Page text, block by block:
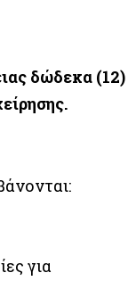
δώδεκα (12)
για